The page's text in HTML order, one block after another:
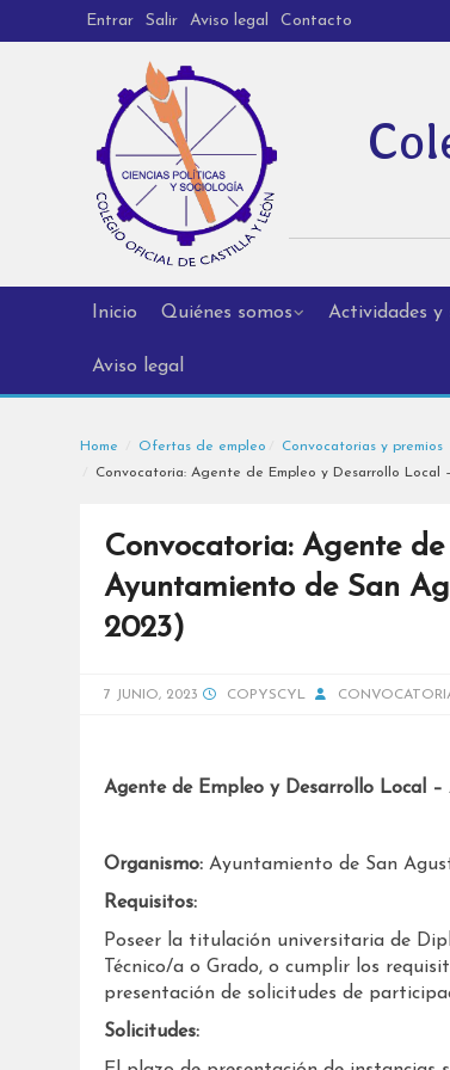
Entrar Salir Aviso legal Contacto
Inicio Quiénes somos Actividades y
Aviso legal
Home Ofertas de empleo
Convocatorias y premios
Convocatoria: Agente de Empleo y Desarrollo
Convocatoria: Agente
Ayuntamiento de San
2023)
7 JUNIO, 2023 COPYSCYL
Agente de Empleo y Desarrollo Local
Organismo:Ayuntamiento de San
Requisitos:
Poseer la titulación universitaria de
Técnico/a o Grado, o cumplir los
presentación de solicitudes de
Solicitudes: